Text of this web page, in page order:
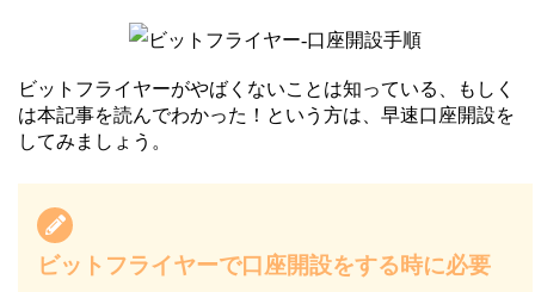
ビットフライヤーがやばくないことは知っている、もしく
は本記事を読んでわかった！という方は、早速口座開設を
してみましょう。
ビットフライヤーで口座開設をする時に必要